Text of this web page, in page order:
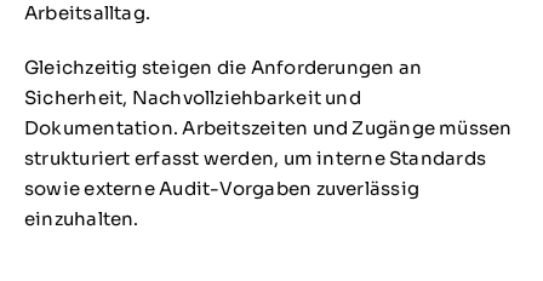
Arbeitsalltag.
Gleichzeitig steigen die Anforderungen an
Sicherheit, Nachvollziehbarkeit und
Dokumentation. Arbeitszeiten und Zugänge müssen
strukturiert erfasst werden, um interne Standards
sowie externe Audit-Vorgaben zuverlässig
einzuhalten.